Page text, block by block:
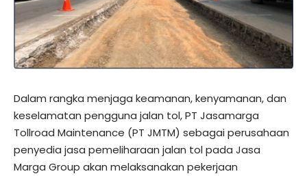
Dalam rangka menjaga keamanan, kenyamanan, dan
keselamatan pengguna jalan tol, PT Jasamarga
Tollroad Maintenance (PT JMTM) sebagai perusahaan
penyedia jasa pemeliharaan jalan tol pada Jasa
Marga Group akan melaksanakan pekerjaan